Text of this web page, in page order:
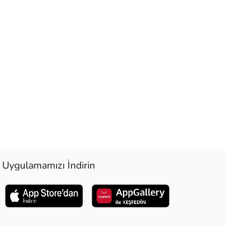
Uygulamamızı İndirin